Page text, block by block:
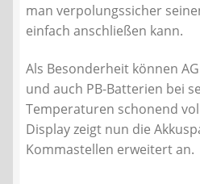
man verpolungssicher
einfach anschließen kann.
Als Besonderheit können
und auch PB-Batterien bei
Temperaturen schonend
Display zeigt nun die
Kommastellen erweitert an.